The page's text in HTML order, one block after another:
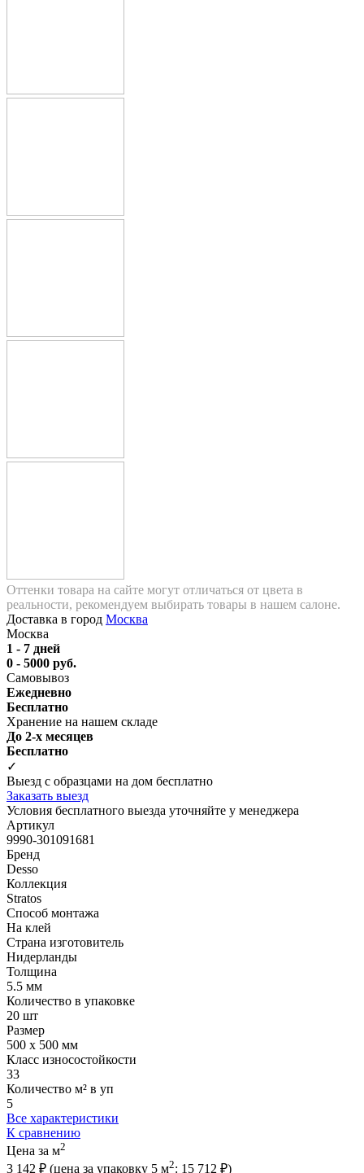
Оттенки товара на сайте могут отличаться от цвета в
реальности, рекомендуем выбирать товары в нашем салоне.
Доставка в город Москва
Москва
1 - 7 дней
0 - 5000 руб.
Самовывоз
Ежедневно
Бесплатно
Хранение на нашем складе
До 2-х месяцев
Бесплатно
✓
Выезд с образцами на дом бесплатно
Заказать выезд
Условия бесплатного выезда уточняйте у менеджера
Артикул
9990-301091681
Бренд
Desso
Коллекция
Stratos
Способ монтажа
На клей
Страна изготовитель
Нидерланды
Толщина
5.5 мм
Количество в упаковке
20 шт
Размер
500 x 500 мм
Класс износостойкости
33
Количество м² в уп
5
Все характеристики
К сравнению
Цена за м2
3 142 ₽ (цена за упаковку 5 м2: 15 712 ₽)